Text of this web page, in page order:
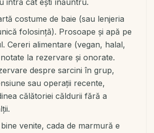
intră cât ești înăuntru.
costume de baie (sau lenjeria
folosință). Prosoape și apă pe
Cereri alimentare (vegan, halal,
la rezervare și onorate.
despre sarcini în grup,
sau operații recente,
călătoriei căldurii fără a
venite, cada de marmură e